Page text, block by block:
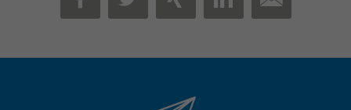
FACEBOOK
TWITTER
XINGLINKEDIN
MAIL